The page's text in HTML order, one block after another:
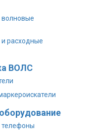
волновые
расходные
ВОЛС
телефоны